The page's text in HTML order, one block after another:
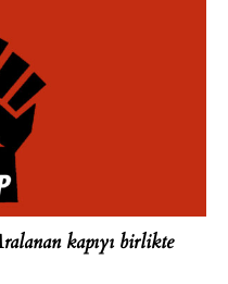
kapıyı birlikte